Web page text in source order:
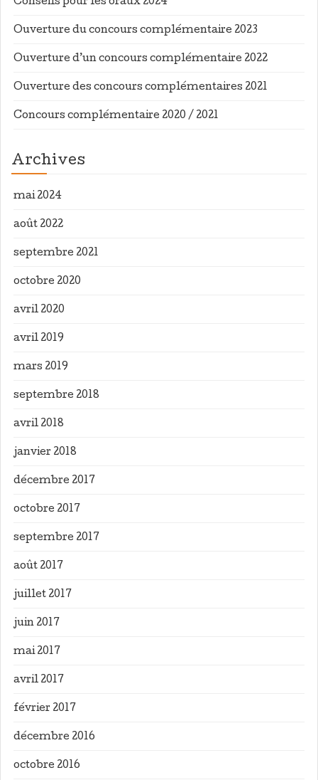
Conseils pour les oraux 2024
Ouverture du concours complémentaire 2023
Ouverture d’un concours complémentaire 2022
Ouverture des concours complémentaires 2021
Concours complémentaire 2020 / 2021
Archives
mai 2024
août 2022
septembre 2021
octobre 2020
avril 2020
avril 2019
mars 2019
septembre 2018
avril 2018
janvier 2018
décembre 2017
octobre 2017
septembre 2017
août 2017
juillet 2017
juin 2017
mai 2017
avril 2017
février 2017
décembre 2016
octobre 2016